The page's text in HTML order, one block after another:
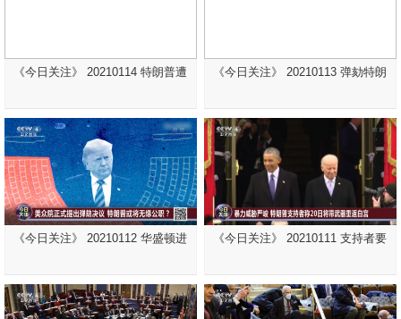
《今日关注》 20210114 特朗普遭 《今日关注》 20210113 弹劾特朗
《今日关注》 20210112 华盛顿进 《今日关注》 20210111 支持者要